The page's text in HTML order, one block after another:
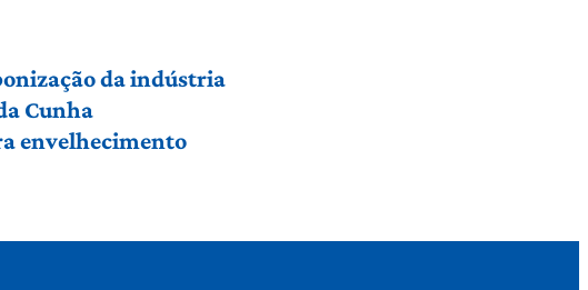
da indústria
Cunha
envelhecimento